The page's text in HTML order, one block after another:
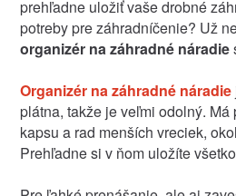
prehľadne uložiť vaše drobné
potreby pre záhradníčenie? Už
organizér na záhradné náradie
Organizér na záhradné náradie
plátna, takže je veľmi odolný.
kapsu a rad menších vreciek,
Prehľadne si v ňom uložíte